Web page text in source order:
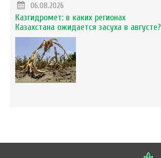
06.08.2026
Казгидромет: в каких регионах
Казахстана ожидается засуха в августе?